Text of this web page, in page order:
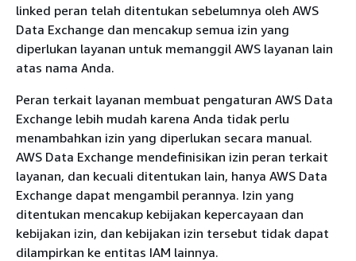
linked peran telah ditentukan sebelumnya oleh AWS
Data Exchange dan mencakup semua izin yang
diperlukan layanan untuk memanggil AWS layanan lain
atas nama Anda.
Peran terkait layanan membuat pengaturan AWS Data
Exchange lebih mudah karena Anda tidak perlu
menambahkan izin yang diperlukan secara manual.
AWS Data Exchange mendefinisikan izin peran terkait
layanan, dan kecuali ditentukan lain, hanya AWS Data
Exchange dapat mengambil perannya. Izin yang
ditentukan mencakup kebijakan kepercayaan dan
kebijakan izin, dan kebijakan izin tersebut tidak dapat
dilampirkan ke entitas IAM lainnya.